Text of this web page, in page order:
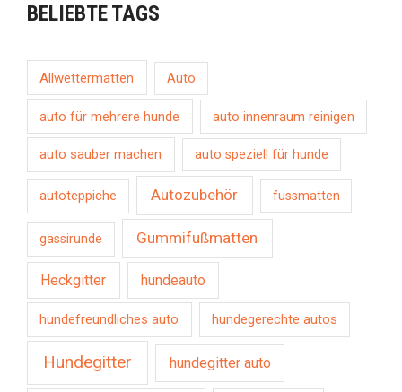
BELIEBTE TAGS
Allwettermatten Auto
auto für mehrere hunde auto innenraum reinigen
auto sauber machen auto speziell für hunde
autoteppiche Autozubehör fussmatten
gassirunde Gummifußmatten
Heckgitter hundeauto
hundefreundliches auto hundegerechte autos
Hundegitter hundegitter auto